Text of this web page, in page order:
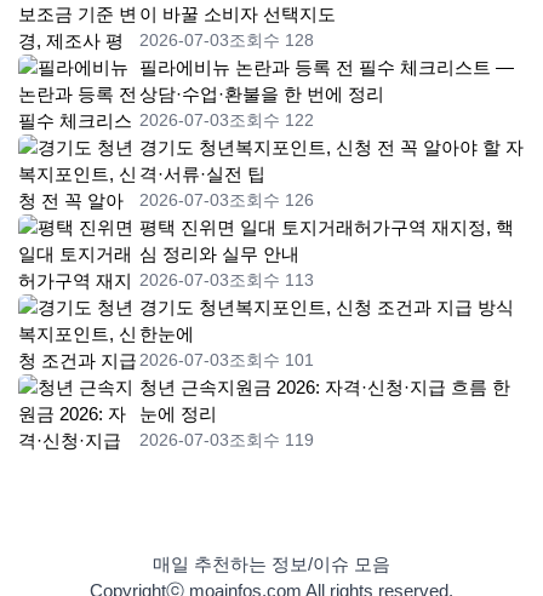
이 바꿀 소비자 선택지도
2026-07-03조회수 128
필라에비뉴 논란과 등록 전 필수 체크리스트 —
상담·수업·환불을 한 번에 정리
2026-07-03조회수 122
경기도 청년복지포인트, 신청 전 꼭 알아야 할 자
격·서류·실전 팁
2026-07-03조회수 126
평택 진위면 일대 토지거래허가구역 재지정, 핵
심 정리와 실무 안내
2026-07-03조회수 113
경기도 청년복지포인트, 신청 조건과 지급 방식
한눈에
2026-07-03조회수 101
청년 근속지원금 2026: 자격·신청·지급 흐름 한
눈에 정리
2026-07-03조회수 119
매일 추천하는 정보/이슈 모음
Copyrightⓒ moainfos.com All rights reserved.